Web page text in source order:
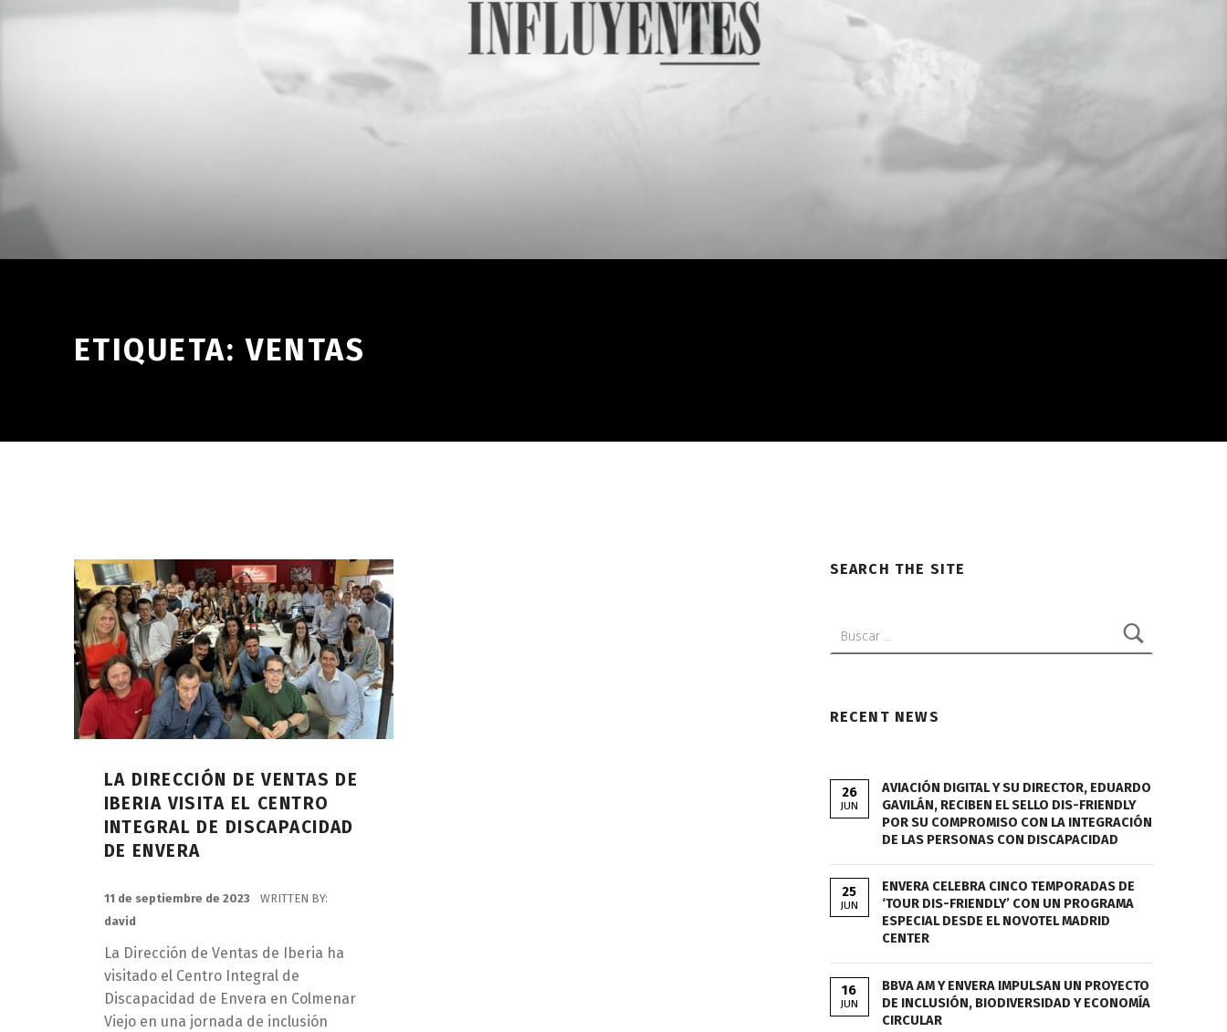
ETIQUETA:VENTAS
LA DIRECCIÓN DE VENTAS DE
IBERIA VISITA EL CENTRO
INTEGRAL DE DISCAPACIDAD
DE ENVERA
11 de septiembre de 2023
WRITTEN BY:
david
La Dirección de Ventas de Iberia ha
visitado el Centro Integral de
Discapacidad de Envera en Colmenar
Viejo en una jornada de inclusión
SEARCH THE SITE
RECENT NEWS
26
JUN
AVIACIÓN DIGITAL Y SU DIRECTOR, EDUARDO
GAVILÁN, RECIBEN EL SELLO DIS-FRIENDLY
POR SU COMPROMISO CON LA INTEGRACIÓN
DE LAS PERSONAS CON DISCAPACIDAD
25
JUN
ENVERA CELEBRA CINCO TEMPORADAS DE
‘TOUR DIS-FRIENDLY’ CON UN PROGRAMA
ESPECIAL DESDE EL NOVOTEL MADRID
CENTER
16
JUN
BBVA AM Y ENVERA IMPULSAN UN PROYECTO
DE INCLUSIÓN, BIODIVERSIDAD Y ECONOMÍA
CIRCULAR